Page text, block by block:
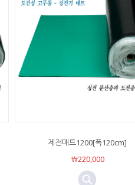
제전매트1200[폭120cm]
￦220,000